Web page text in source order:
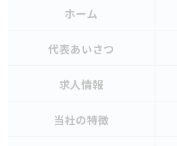
ホーム
代表あいさつ
求人情報
当社の特徴